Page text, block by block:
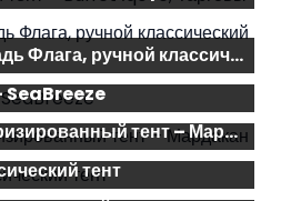
La Bodega – Площадь Флага, ручной классический тент
SeaBreeze
Классический моторизированный тент – Мардакан
тент